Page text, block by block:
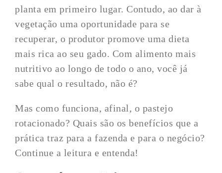
planta em primeiro lugar. Contudo, ao dar à
vegetação uma oportunidade para se
recuperar, o produtor promove uma dieta
mais rica ao seu gado. Com alimento mais
nutritivo ao longo de todo o ano, você já
sabe qual o resultado, não é?
Mas como funciona, afinal, o pastejo
rotacionado? Quais são os benefícios que a
prática traz para a fazenda e para o negócio?
Continue a leitura e entenda!